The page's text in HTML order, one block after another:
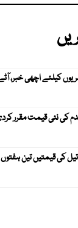
کیلئے اچھی خبر،
کی نئی قیمت مقرر
کی قیمتیں تین